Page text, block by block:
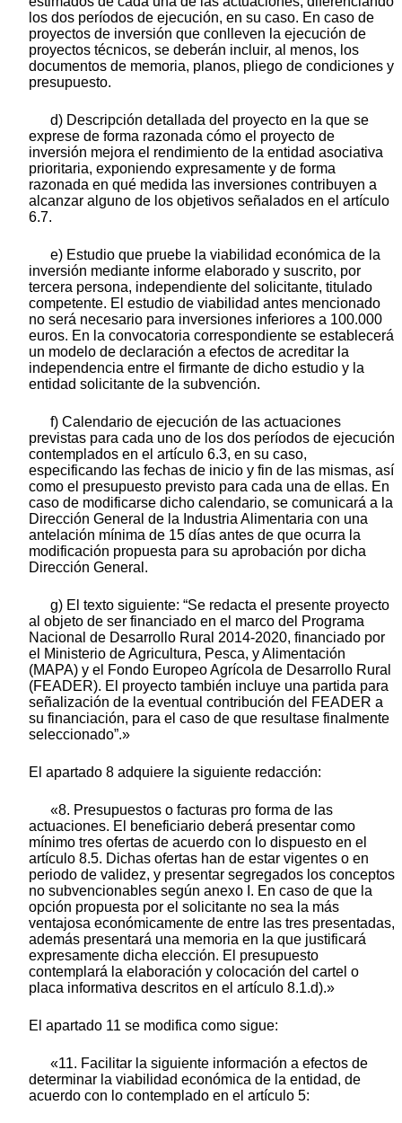
los dos períodos de ejecución, en su caso. En caso de
proyectos de inversión que conlleven la ejecución de
proyectos técnicos, se deberán incluir, al menos, los
documentos de memoria, planos, pliego de condiciones y
presupuesto.
d) Descripción detallada del proyecto en la que se
exprese de forma razonada cómo el proyecto de
inversión mejora el rendimiento de la entidad asociativa
prioritaria, exponiendo expresamente y de forma
razonada en qué medida las inversiones contribuyen a
alcanzar alguno de los objetivos señalados en el artículo
6.7.
e) Estudio que pruebe la viabilidad económica de la
inversión mediante informe elaborado y suscrito, por
tercera persona, independiente del solicitante, titulado
competente. El estudio de viabilidad antes mencionado
no será necesario para inversiones inferiores a 100.000
euros. En la convocatoria correspondiente se establecerá
un modelo de declaración a efectos de acreditar la
independencia entre el firmante de dicho estudio y la
entidad solicitante de la subvención.
f) Calendario de ejecución de las actuaciones
previstas para cada uno de los dos períodos de ejecución
contemplados en el artículo 6.3, en su caso,
especificando las fechas de inicio y fin de las mismas, así
como el presupuesto previsto para cada una de ellas. En
caso de modificarse dicho calendario, se comunicará a la
Dirección General de la Industria Alimentaria con una
antelación mínima de 15 días antes de que ocurra la
modificación propuesta para su aprobación por dicha
Dirección General.
g) El texto siguiente: “Se redacta el presente proyecto
al objeto de ser financiado en el marco del Programa
Nacional de Desarrollo Rural 2014-2020, financiado por
el Ministerio de Agricultura, Pesca, y Alimentación
(MAPA) y el Fondo Europeo Agrícola de Desarrollo Rural
(FEADER). El proyecto también incluye una partida para
señalización de la eventual contribución del FEADER a
su financiación, para el caso de que resultase finalmente
seleccionado”.»
El apartado 8 adquiere la siguiente redacción:
«8. Presupuestos o facturas pro forma de las
actuaciones. El beneficiario deberá presentar como
mínimo tres ofertas de acuerdo con lo dispuesto en el
artículo 8.5. Dichas ofertas han de estar vigentes o en
periodo de validez, y presentar segregados los conceptos
no subvencionables según anexo I. En caso de que la
opción propuesta por el solicitante no sea la más
ventajosa económicamente de entre las tres presentadas,
además presentará una memoria en la que justificará
expresamente dicha elección. El presupuesto
contemplará la elaboración y colocación del cartel o
placa informativa descritos en el artículo 8.1.d).»
El apartado 11 se modifica como sigue:
«11. Facilitar la siguiente información a efectos de
determinar la viabilidad económica de la entidad, de
acuerdo con lo contemplado en el artículo 5: